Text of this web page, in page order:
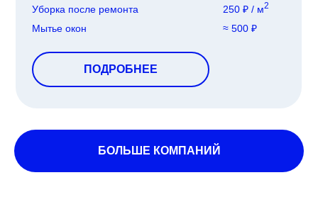
Уборка после ремонта
Мытье окон
250 ₽ / м2
≈ 500 ₽
ПОДРОБНЕЕ
БОЛЬШЕ КОМПАНИЙ